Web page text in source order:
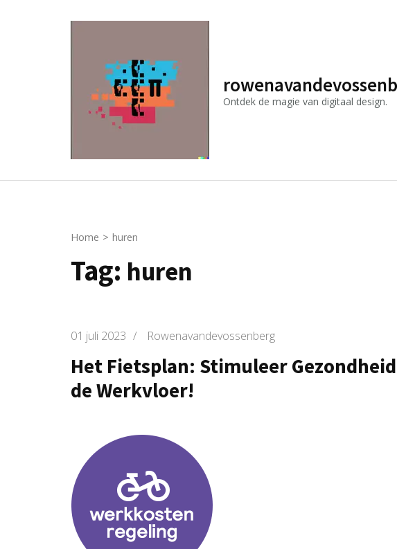
Ontdek de magie van digitaal design.
Home > huren
Tag: huren
01 juli 2023 / Rowenavandevossenberg
Het Fietsplan: Stimuleer
de Werkvloer!